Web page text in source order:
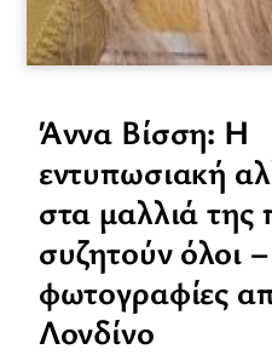
Άννα Βίσση: Η
εντυπωσιακή
στα μαλλιά της
συζητούν όλοι
φωτογραφίες
Λονδίνο